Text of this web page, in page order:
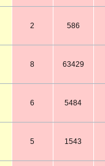
2 586
8 63429
6 5484
5 1543